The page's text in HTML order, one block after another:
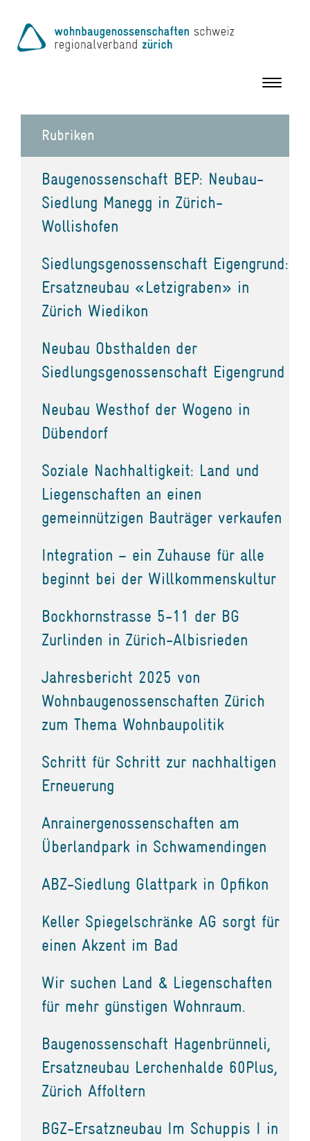
Toggle
Rubriken
Baugenossenschaft BEP: Neubau-
Siedlung Manegg in Zürich-
Wollishofen
Siedlungsgenossenschaft Eigengrund:
Ersatzneubau «Letzigraben» in
Zürich Wiedikon
Neubau Obsthalden der
Siedlungsgenossenschaft Eigengrund
Neubau Westhof der Wogeno in
Dübendorf
Soziale Nachhaltigkeit: Land und
Liegenschaften an einen
gemeinnützigen Bauträger verkaufen
Integration – ein Zuhause für alle
beginnt bei der Willkommenskultur
Bockhornstrasse 5-11 der BG
Zurlinden in Zürich-Albisrieden
Jahresbericht 2025 von
Wohnbaugenossenschaften Zürich
zum Thema Wohnbaupolitik
Schritt für Schritt zur nachhaltigen
Erneuerung
Anrainergenossenschaften am
Überlandpark in Schwamendingen
ABZ-Siedlung Glattpark in Opfikon
Keller Spiegelschränke AG sorgt für
einen Akzent im Bad
Wir suchen Land & Liegenschaften
für mehr günstigen Wohnraum.
Baugenossenschaft Hagenbrünneli,
Ersatzneubau Lerchenhalde 60Plus,
Zürich Affoltern
BGZ-Ersatzneubau Im Schuppis I in